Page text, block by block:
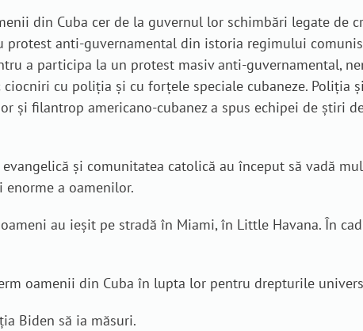
din Cuba cer de la guvernul lor schimbări legate de
protest anti-guvernamental din istoria regimului
a participa la un protest masiv anti-guvernamental,
cu poliția și cu forțele speciale cubaneze. Poliția
și filantrop americano-cubanez a spus echipei de știri
evangelică și comunitatea catolică au început să vadă
enorme a oamenilor.
au ieșit pe stradă în Miami, în Little Havana. În
oamenii din Cuba în lupta lor pentru drepturile
Biden să ia măsuri.